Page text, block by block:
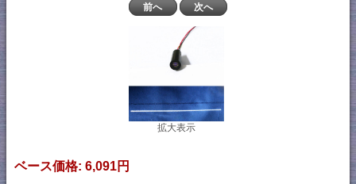
前へ 次へ
拡大表示
ベース価格: 6,091円